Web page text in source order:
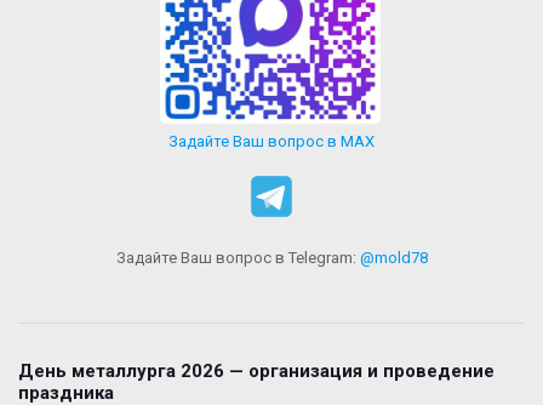
Задайте Ваш вопрос в MAX
Задайте Ваш вопрос в Telegram: @mold78
День металлурга 2026 — организация и проведение
праздника